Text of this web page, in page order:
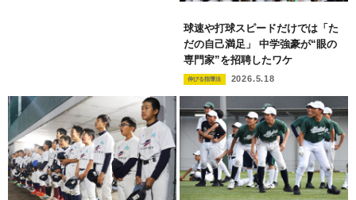
球速や打球スピードだけでは「た
だの自己満足」 中学強豪が“眼の
専門家”を招聘したワケ
伸びる指導法 2026.5.18